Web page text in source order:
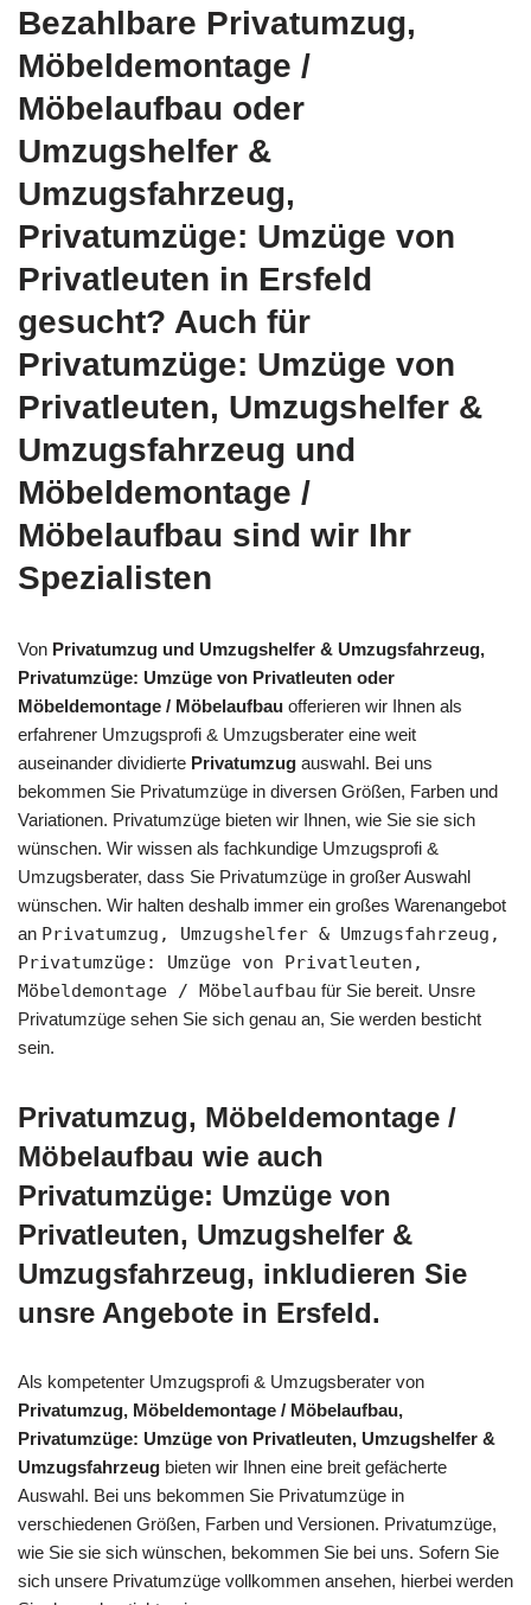
Bezahlbare Privatumzug,
Möbeldemontage /
Möbelaufbau oder
Umzugshelfer &
Umzugsfahrzeug,
Privatumzüge: Umzüge von
Privatleuten in Ersfeld
gesucht? Auch für
Privatumzüge: Umzüge von
Privatleuten, Umzugshelfer &
Umzugsfahrzeug und
Möbeldemontage /
Möbelaufbau sind wir Ihr
Spezialisten
Von Privatumzug und Umzugshelfer & Umzugsfahrzeug,
Privatumzüge: Umzüge von Privatleuten oder
Möbeldemontage / Möbelaufbau offerieren wir Ihnen als
erfahrener Umzugsprofi & Umzugsberater eine weit
auseinander dividierte Privatumzug auswahl. Bei uns
bekommen Sie Privatumzüge in diversen Größen, Farben und
Variationen. Privatumzüge bieten wir Ihnen, wie Sie sie sich
wünschen. Wir wissen als fachkundige Umzugsprofi &
Umzugsberater, dass Sie Privatumzüge in großer Auswahl
wünschen. Wir halten deshalb immer ein großes Warenangebot
an Privatumzug, Umzugshelfer & Umzugsfahrzeug,
Privatumzüge: Umzüge von Privatleuten,
Möbeldemontage / Möbelaufbau für Sie bereit. Unsre
Privatumzüge sehen Sie sich genau an, Sie werden besticht
sein.
Privatumzug, Möbeldemontage /
Möbelaufbau wie auch
Privatumzüge: Umzüge von
Privatleuten, Umzugshelfer &
Umzugsfahrzeug, inkludieren Sie
unsre Angebote in Ersfeld.
Als kompetenter Umzugsprofi & Umzugsberater von
Privatumzug, Möbeldemontage / Möbelaufbau,
Privatumzüge: Umzüge von Privatleuten, Umzugshelfer &
Umzugsfahrzeug bieten wir Ihnen eine breit gefächerte
Auswahl. Bei uns bekommen Sie Privatumzüge in
verschiedenen Größen, Farben und Versionen. Privatumzüge,
wie Sie sie sich wünschen, bekommen Sie bei uns. Sofern Sie
sich unsere Privatumzüge vollkommen ansehen, hierbei werden